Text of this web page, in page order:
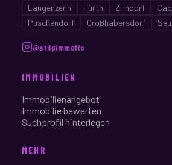
Langenzenn Fürth Zirndorf
Puschendorf
Großhabersdorf
@stilpimmoflo
IMMOBILIEN
Immobilienangebot
Immobilie bewerten
Suchprofil hinterlegen
MEHR